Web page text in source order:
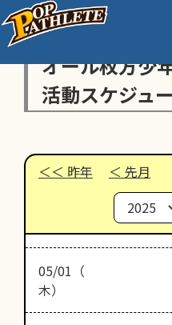
オール枚方
活動スケジュ
昨年 先月
05/01（
木）